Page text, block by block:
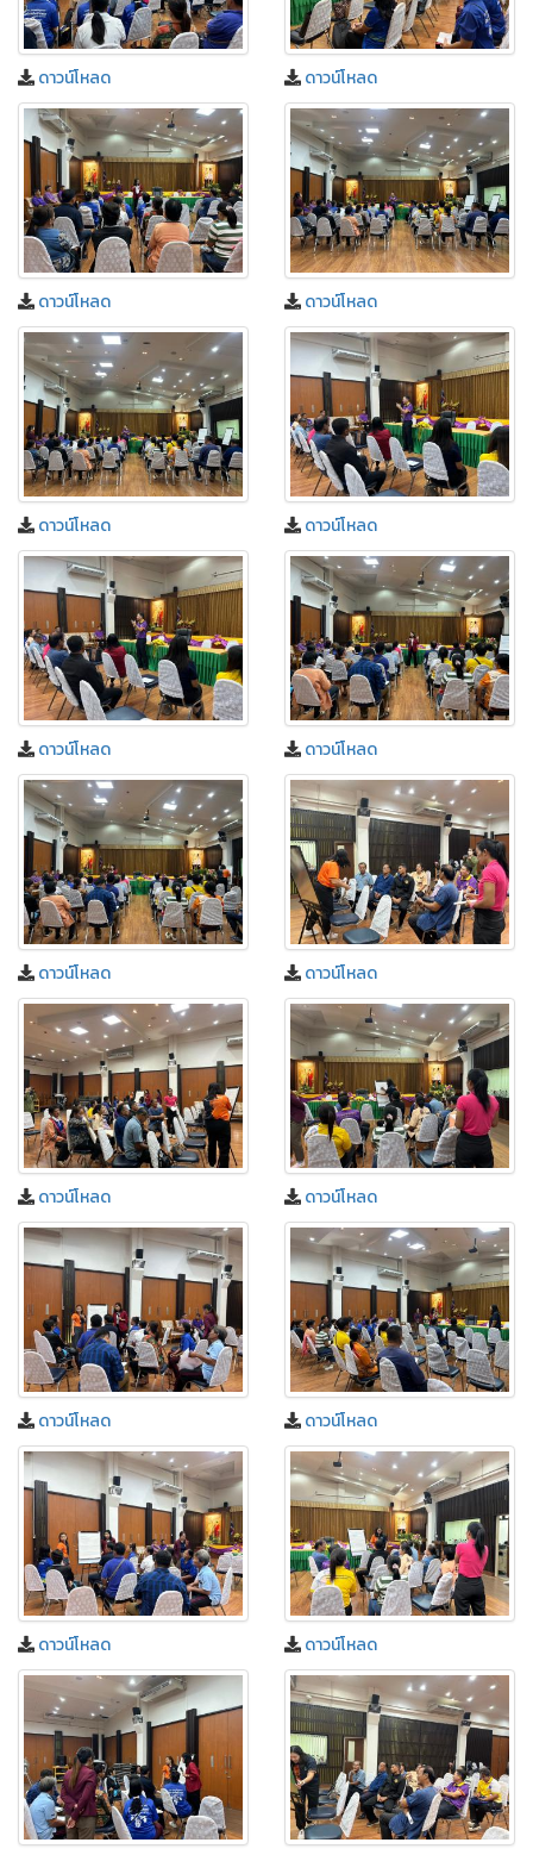
ดาวน์โหลด ดาวน์โหลด
ดาวน์โหลด ดาวน์โหลด
ดาวน์โหลด ดาวน์โหลด
ดาวน์โหลด ดาวน์โหลด
ดาวน์โหลด ดาวน์โหลด
ดาวน์โหลด ดาวน์โหลด
ดาวน์โหลด ดาวน์โหลด
ดาวน์โหลด ดาวน์โหลด